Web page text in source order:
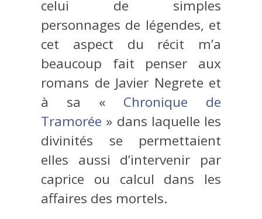
celui de simples
personnages de légendes, et
cet aspect du récit m’a
beaucoup fait penser aux
romans de Javier Negrete et
à sa « Chronique de
Tramorée » dans laquelle les
divinités se permettaient
elles aussi d’intervenir par
caprice ou calcul dans les
affaires des mortels.